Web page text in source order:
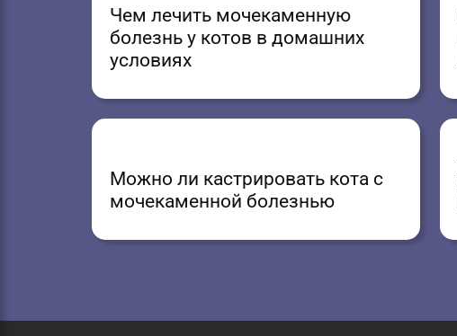
Чем лечить мочекаменную
болезнь у котов в домашних
условиях
Можно ли кастрировать кота с
мочекаменной болезнью